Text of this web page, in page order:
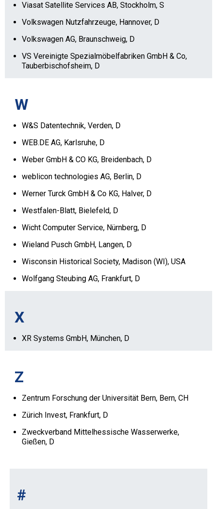
Viasat Satellite Services AB, Stockholm, S
Volkswagen Nutzfahrzeuge, Hannover, D
Volkswagen AG, Braunschweig, D
VS Vereinigte Spezialmöbelfabriken GmbH & Co,
Tauberbischofsheim, D
W
W&S Datentechnik, Verden, D
WEB.DE AG, Karlsruhe, D
Weber GmbH & CO KG, Breidenbach, D
weblicon technologies AG, Berlin, D
Werner Turck GmbH & Co KG, Halver, D
Westfalen-Blatt, Bielefeld, D
Wicht Computer Service, Nürnberg, D
Wieland Pusch GmbH, Langen, D
Wisconsin Historical Society, Madison (WI), USA
Wolfgang Steubing AG, Frankfurt, D
X
XR Systems GmbH, München, D
Z
Zentrum Forschung der Universität Bern, Bern, CH
Zürich Invest, Frankfurt, D
Zweckverband Mittelhessische Wasserwerke,
Gießen, D
#